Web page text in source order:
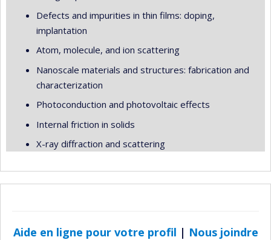
Defects and impurities in thin films: doping,
implantation
Atom, molecule, and ion scattering
Nanoscale materials and structures: fabrication and
characterization
Photoconduction and photovoltaic effects
Internal friction in solids
X-ray diffraction and scattering
Aide en ligne pour votre profil | Nous joindre